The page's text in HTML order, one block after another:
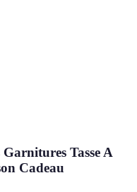
Garnitures Tasse A
Cadeau